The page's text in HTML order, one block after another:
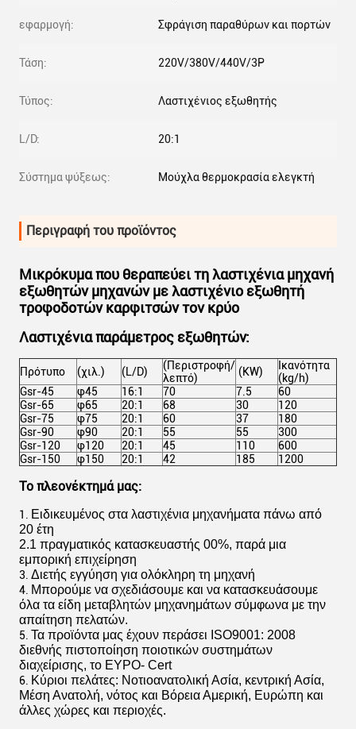
εφαρμογή: Σφράγιση παραθύρων και πορτών
Τάση: 220V/380V/440V/3P
Τύπος: Λαστιχένιος εξωθητής
L/D: 20:1
Σύστημα ψύξεως: Μούχλα θερμοκρασία ελεγκτή
Περιγραφή του προϊόντος
Μικρόκυμα που θεραπεύει τη λαστιχένια μηχανή
εξωθητών μηχανών με λαστιχένιο εξωθητή
τροφοδοτών καρφιτσών τον κρύο
Λαστιχένια παράμετρος εξωθητών:
Πρότυπο (χιλ.) (L/D)
(Περιστροφή/
λεπτό)
(KW)
Ικανότητα
(kg/h)
Gsr-45
φ45 16:1 70 7.5
60
Gsr-65
φ65 20:1 68 30
120
Gsr-75
φ75 20:1 60 37
180
Gsr-90
φ90 20:1 55 55
300
Gsr-120
φ120 20:1 45 110
600
Gsr-150
φ150 20:1 42 185 1200
Το πλεονέκτημά μας:
1. Ειδικευμένος στα λαστιχένια μηχανήματα πάνω από
20 έτη
2.1 πραγματικός κατασκευαστής 00%, παρά μια
εμπορική επιχείρηση
3. Διετής εγγύηση για ολόκληρη τη μηχανή
4. Μπορούμε να σχεδιάσουμε και να κατασκευάσουμε
όλα τα είδη μεταβλητών μηχανημάτων σύμφωνα με την
απαίτηση πελατών.
5. Τα προϊόντα μας έχουν περάσει ISO9001: 2008
διεθνής πιστοποίηση ποιοτικών συστημάτων
διαχείρισης, το ΕΥΡΟ- Cert
6. Κύριοι πελάτες: Νοτιοανατολική Ασία, κεντρική Ασία,
Μέση Ανατολή, νότος και Βόρεια Αμερική, Ευρώπη και
άλλες χώρες και περιοχές.